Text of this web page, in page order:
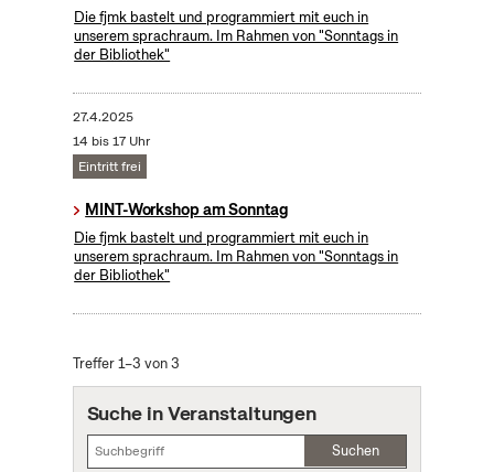
Die fjmk bastelt und programmiert mit euch in
unserem sprachraum. Im Rahmen von "Sonntags in
der Bibliothek"
27.4.2025
14 bis 17 Uhr
Eintritt frei
MINT-Workshop am Sonntag
Die fjmk bastelt und programmiert mit euch in
unserem sprachraum. Im Rahmen von "Sonntags in
der Bibliothek"
Treffer 1–3 von 3
Suche in Veranstaltungen
Suchen